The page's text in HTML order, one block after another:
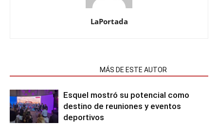
LaPortada
MÁS DE ESTE AUTOR
Esquel mostró su potencial como
destino de reuniones y eventos
deportivos